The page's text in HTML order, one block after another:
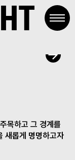
목하고 그 경계를
새롭게 명명하고자